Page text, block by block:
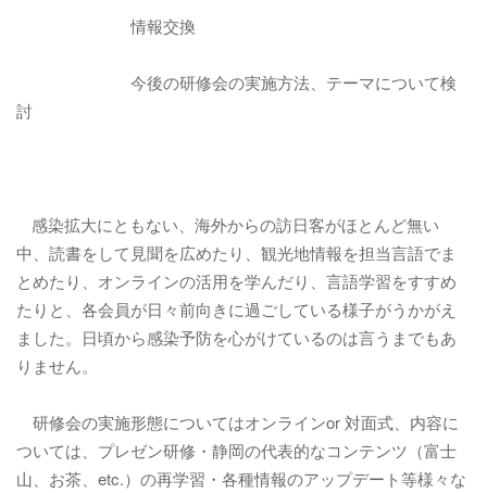
情報交換
今後の研修会の実施方法、テーマについて検
討
感染拡大にともない、海外からの訪日客がほとんど無い
中、読書をして見聞を広めたり、観光地情報を担当言語でま
とめたり、オンラインの活用を学んだり、言語学習をすすめ
たりと、各会員が日々前向きに過ごしている様子がうかがえ
ました。日頃から感染予防を心がけているのは言うまでもあ
りません。
研修会の実施形態についてはオンラインor対面式、内容に
ついては、プレゼン研修・静岡の代表的なコンテンツ（富士
山、お茶、 etc.）の再学習・各種情報のアップデート等様々な